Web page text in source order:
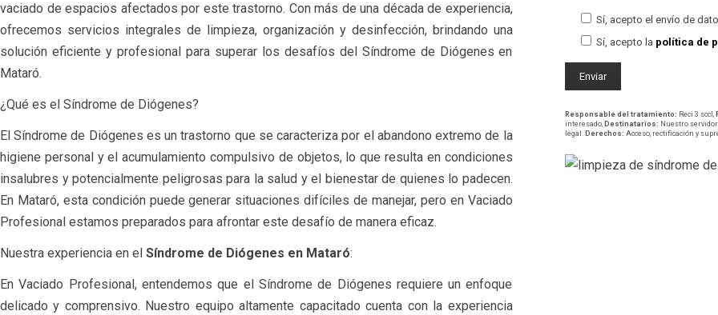
vaciado de espacios afectados por este trastorno. Con más de una década de experiencia,
ofrecemos servicios integrales de limpieza, organización y desinfección, brindando una
solución eficiente y profesional para superar los desafíos del Síndrome de Diógenes en
Mataró.
¿Qué es el Síndrome de Diógenes?
El Síndrome de Diógenes es un trastorno que se caracteriza por el abandono extremo de la
higiene personal y el acumulamiento compulsivo de objetos, lo que resulta en condiciones
insalubres y potencialmente peligrosas para la salud y el bienestar de quienes lo padecen.
En Mataró, esta condición puede generar situaciones difíciles de manejar, pero en Vaciado
Profesional estamos preparados para afrontar este desafío de manera eficaz.
Nuestra experiencia en el Síndrome de Diógenes en Mataró:
En Vaciado Profesional, entendemos que el Síndrome de Diógenes requiere un enfoque
delicado y comprensivo. Nuestro equipo altamente capacitado cuenta con la experiencia
Sí, acepto el envío de
Sí, acepto la política de
Responsable del tratamiento: Reci 3 sccl,
interesado, Destinatarios: Nuestro
legal.
Derechos: Acceso, rectificación y